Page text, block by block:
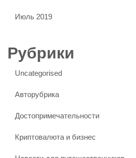
Июль 2019
Рубрики
Uncategorised
Авторубрика
Достопримечательности
Криптовалюта и бизнес